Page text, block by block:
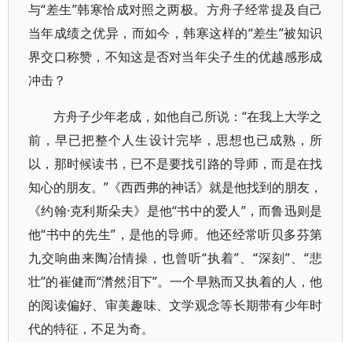
与“差生”韩寒恰成对照之两极。方舟子经常提及自己
当年成绩之优异，而如今，韩寒这样的“差生”被知识
界交口称赞，不知这是否对当年尖子生的优越感形成
冲击？
方舟子少年老成，如他自己所说：“在我上大学之
前，早已把整个人生设计完毕，思想也已成熟，所
以，那时候读书，已不是要找引路的导师，而是在找
知心的朋友。”《西西弗的神话》就是他找到的朋友，
《约翰·克利斯朵夫》是他“书中的爱人”，而鲁迅则是
他“书中的先生”，是他的导师。他还经常听贝多芬第
九交响曲来陶冶情操，也曾听“执着”、“深刻”、“悲
壮”的崔健而“潸然泪下”。一个早熟而又执着的人，他
的阅读偏好、审美趣味、文学观念等长期带有少年时
代的特征，不足为奇。